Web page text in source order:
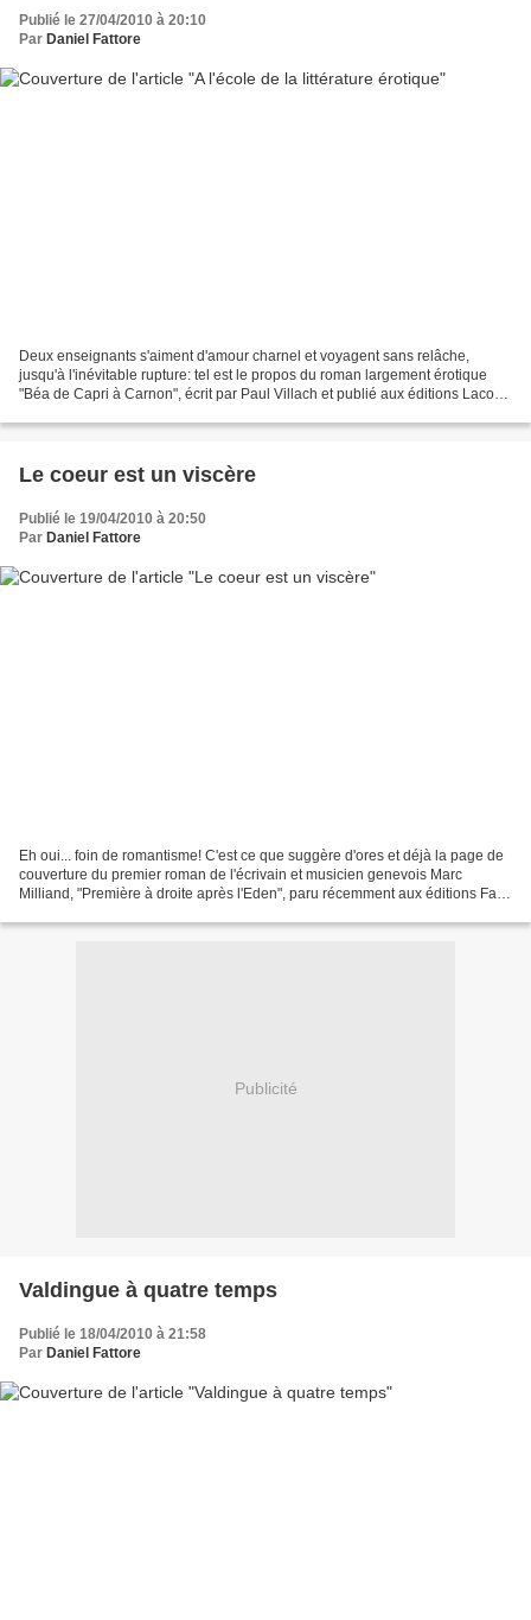
Publié le 27/04/2010 à 20:10
Par Daniel Fattore
Deux enseignants s'aiment d'amour charnel et voyagent sans relâche,
jusqu'à l'inévitable rupture: tel est le propos du roman largement érotique
"Béa de Capri à Carnon", écrit par Paul Villach et publié aux éditions Lacour-
Le coeur est un viscère
Publié le 19/04/2010 à 20:50
Par Daniel Fattore
Eh oui... foin de romantisme! C'est ce que suggère d'ores et déjà la page de
couverture du premier roman de l'écrivain et musicien genevois Marc
Milliand, "Première à droite après l'Eden", paru récemment aux éditions Faim
Publicité
Valdingue à quatre temps
Publié le 18/04/2010 à 21:58
Par Daniel Fattore